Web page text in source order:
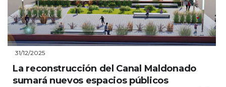
31/12/2025
La reconstrucción del Canal Maldonado
sumará nuevos espacios públicos